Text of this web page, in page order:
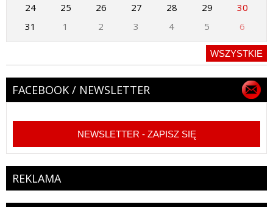
24
25 26 27 28 29
30
31
1 2 3 4 5 6
WSZYSTKIE
FACEBOOK / NEWSLETTER
NEWSLETTER - ZAPISZ SIĘ
REKLAMA